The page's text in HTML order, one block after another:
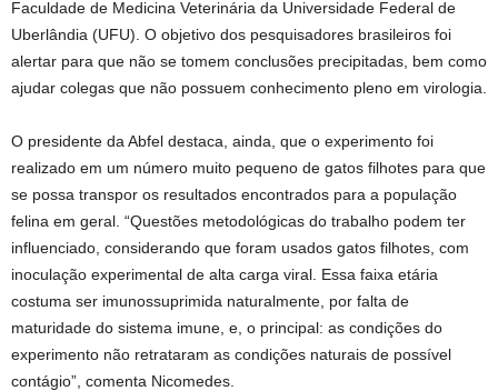
Faculdade de Medicina Veterinária da Universidade Federal de
Uberlândia (UFU). O objetivo dos pesquisadores brasileiros foi
alertar para que não se tomem conclusões precipitadas, bem como
ajudar colegas que não possuem conhecimento pleno em virologia.
O presidente da Abfel destaca, ainda, que o experimento foi
realizado em um número muito pequeno de gatos filhotes para que
se possa transpor os resultados encontrados para a população
felina em geral. “Questões metodológicas do trabalho podem ter
influenciado, considerando que foram usados gatos filhotes, com
inoculação experimental de alta carga viral. Essa faixa etária
costuma ser imunossuprimida naturalmente, por falta de
maturidade do sistema imune, e, o principal: as condições do
experimento não retrataram as condições naturais de possível
contágio”, comenta Nicomedes.